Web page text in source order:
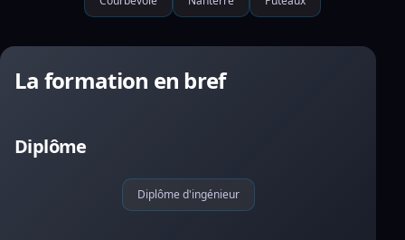
La formation en bref
Diplôme
Diplôme d'ingénieur